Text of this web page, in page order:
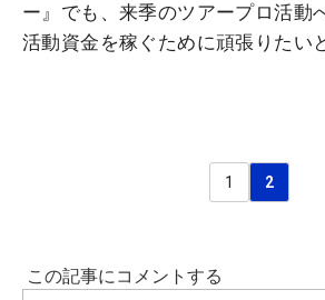
ー』でも、来季のツアープロ活動
活動資金を稼ぐために頑張りたい
1 2